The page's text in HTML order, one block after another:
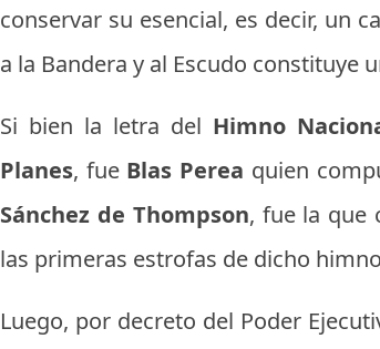
conservar su esencial, es decir, un
a la Bandera y al Escudo constituye
Si bien la letra del Himno
Planes, fue Blas Perea quien
Sánchez de Thompson, fue la que
las primeras estrofas de dicho
Luego, por decreto del Poder